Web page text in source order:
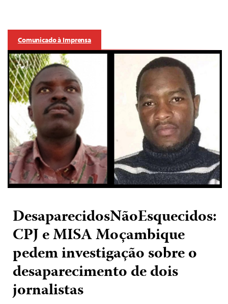
Comunicado à Imprensa
DesaparecidosNãoEsquecidos:
CPJ e MISA Moçambique
pedem investigação sobre o
desaparecimento de dois
jornalistas